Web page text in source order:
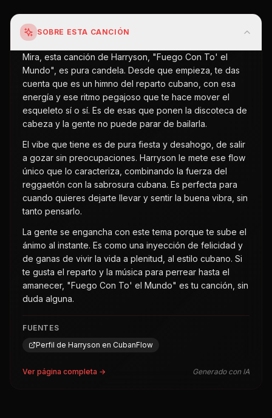
SOBRE ESTA CANCIÓN
Mira, esta canción de Harryson, "Fuego Con To' el
Mundo", es pura candela. Desde que empieza, te das
cuenta que es un himno del reparto cubano, con esa
energía y ese ritmo pegajoso que te hace mover el
esqueleto sí o sí. Es de esas que ponen la discoteca de
cabeza y la gente no puede parar de bailarla.
El vibe que tiene es de pura fiesta y desahogo, de salir
a gozar sin preocupaciones. Harryson le mete ese flow
único que lo caracteriza, combinando la fuerza del
reggaetón con la sabrosura cubana. Es perfecta para
cuando quieres dejarte llevar y sentir la buena vibra, sin
tanto pensarlo.
La gente se engancha con este tema porque te sube el
ánimo al instante. Es como una inyección de felicidad y
de ganas de vivir la vida a plenitud, al estilo cubano. Si
te gusta el reparto y la música para perrear hasta el
amanecer, "Fuego Con To' el Mundo" es tu canción, sin
duda alguna.
FUENTES
Perfil de Harryson en CubanFlow
Ver página completa → Generado con IA